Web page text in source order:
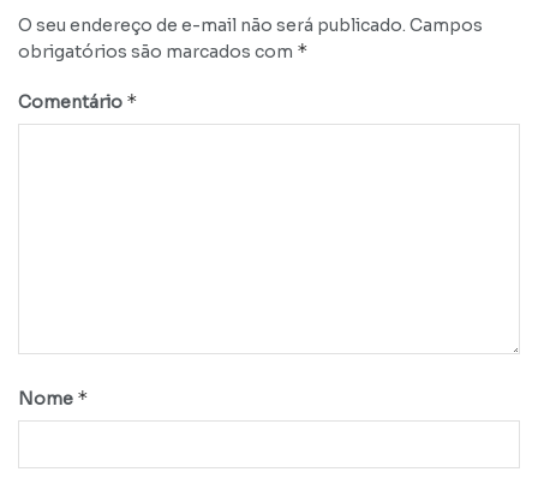
O seu endereço de e-mail não será publicado. Campos
obrigatórios são marcados com *
Comentário *
Nome *